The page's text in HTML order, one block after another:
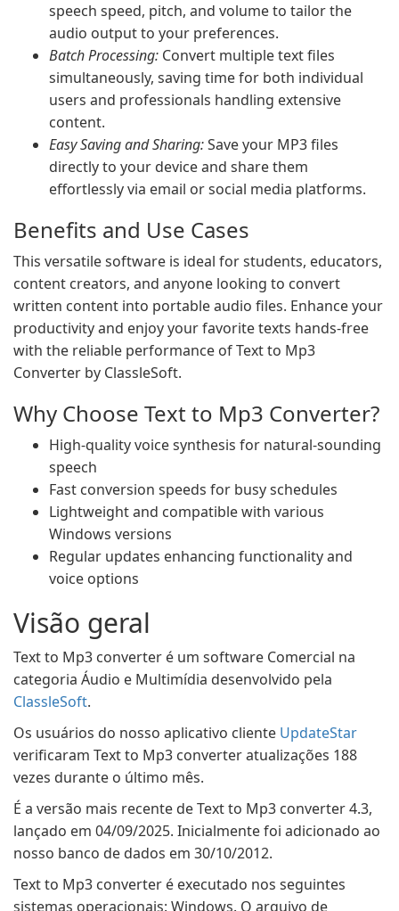
speech speed, pitch, and volume to tailor the
audio output to your preferences.
Batch Processing: Convert multiple text files
simultaneously, saving time for both individual
users and professionals handling extensive
content.
Easy Saving and Sharing:Save your MP3 files
directly to your device and share them
effortlessly via email or social media platforms.
Benefits and Use Cases
This versatile software is ideal for students, educators,
content creators, and anyone looking to convert
written content into portable audio files. Enhance your
productivity and enjoy your favorite texts hands-free
with the reliable performance of Text to Mp3
Converter by ClassleSoft.
Why Choose Text to Mp3 Converter?
High-quality voice synthesis for natural-sounding
speech
Fast conversion speeds for busy schedules
Lightweight and compatible with various
Windows versions
Regular updates enhancing functionality and
voice options
Visão geral
Text to Mp3 converter é um software Comercial na
categoria Áudio e Multimídia desenvolvido pela
ClassleSoft.
Os usuários do nosso aplicativo cliente UpdateStar
verificaram Text to Mp3 converter atualizações 188
vezes durante o último mês.
É a versão mais recente de Text to Mp3 converter 4.3,
lançado em 04/09/2025. Inicialmente foi adicionado ao
nosso banco de dados em 30/10/2012.
Text to Mp3 converter é executado nos seguintes
sistemas operacionais: Windows. O arquivo de